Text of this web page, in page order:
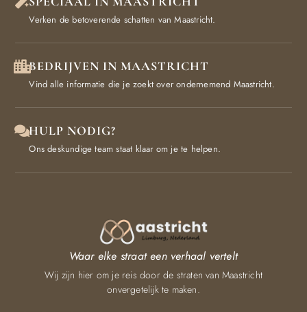
Verken de betoverende schatten van Maastricht.
BEDRIJVEN IN MAASTRICHT
Vind alle informatie die je zoekt over ondernemend Maastricht.
HULP NODIG?
Ons deskundige team staat klaar om je te helpen.
Waar elke straat een verhaal vertelt
Wij zijn hier om je reis door de straten van Maastricht
onvergetelijk te maken.